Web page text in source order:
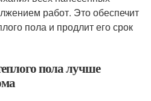
работ. Это обеспечит
пола и продлит его срок
пола лучше